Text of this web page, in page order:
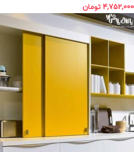
4,752,000 تومان